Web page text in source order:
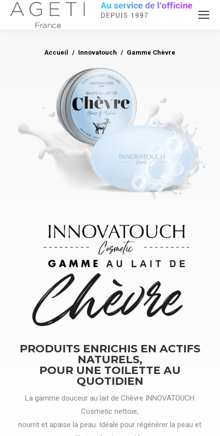
Vous êtes ici :
Accueil Innovatouch Gamme Chèvre
PRODUITS ENRICHIS EN ACTIFS
NATURELS,
POUR UNE TOILETTE AU
QUOTIDIEN
La gamme douceur au lait de Chèvre INNOVATOUCH
Cosmetic nettoie,
nourrit et apaise la peau. Idéale pour régénérer la peau et